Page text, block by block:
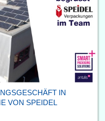
IN
VON SPEIDEL